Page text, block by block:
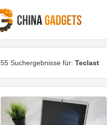
55 Suchergebnisse für: Teclast